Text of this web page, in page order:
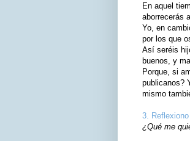
En aquel
aborrecerás
Yo, en
por los que
Así seréis
buenos, y
Porque, si
publicanos?
mismo
3.
¿Qué me